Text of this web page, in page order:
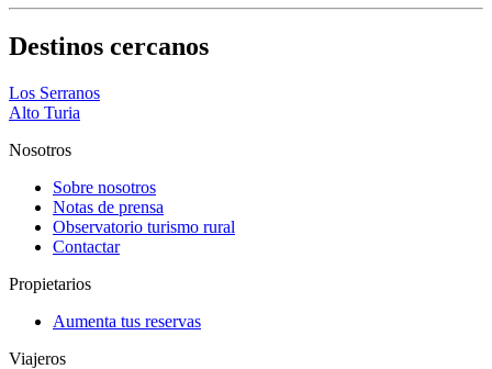
Destinos cercanos
Los Serranos
Alto Turia
Nosotros
Sobre nosotros
Notas de prensa
Observatorio turismo rural
Contactar
Propietarios
Aumenta tus reservas
Viajeros